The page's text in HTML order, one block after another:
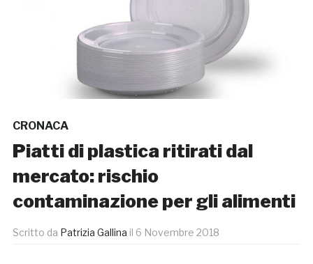
CRONACA
Piatti di plastica ritirati dal
mercato: rischio
contaminazione per gli alimenti
Scritto da Patrizia Gallina il 6 Novembre 2018